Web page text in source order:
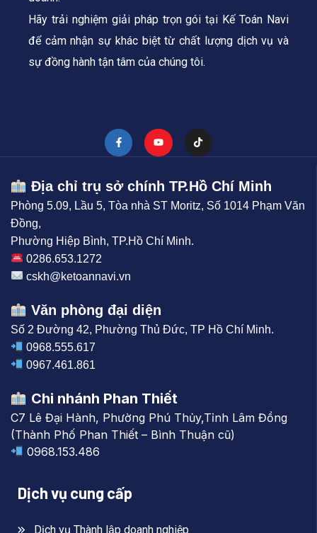
Hãy trải nghiệm giải pháp trọn gói tại Kế Toán Navi
để cảm nhận sự khác biệt từ chất lượng dịch vụ và
sự đồng hành tận tâm của chúng tôi.
Địa chỉ trụ sở chính TP.Hồ Chí Minh
Phòng 5.09, Lầu 5, Tòa nhà ST Moritz, Số 1014 Phạm Văn
Đồng,
Phường Hiệp Bình, TP.Hồ Chí Minh.
0286.653.1272
cskh@ketoannavi.vn
Văn phòng đại diện
Số 2 Đường 42, Phường Thủ Đức, TP Hồ Chí Minh.
0968.555.617
0967.461.861
Chi nhánh Phan Thiết
C7 Lê Đại Hành, Phường Phú Thủy,Tỉnh Lâm Đồng
(Thành Phố Phan Thiết – Bình Thuận cũ)
0968.153.486
Dịch vụ cung cấp
Dịch vụ Thành lập doanh nghiệp